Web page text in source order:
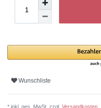
Wunschliste
* inkl. ges. MwSt. zzgl. Versandkosten